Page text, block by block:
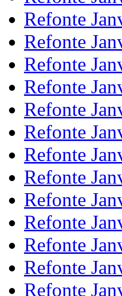
Refonte
Refonte
Refonte
Refonte
Refonte
Refonte
Refonte
Refonte
Refonte
Refonte
Refonte
Refonte
Refonte